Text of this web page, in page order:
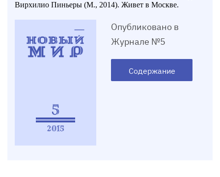
Вирхилио Пиньеры (М., 2014). Живет в Москве.
5
2015
Опубликовано в
Журнале №5
Содержание